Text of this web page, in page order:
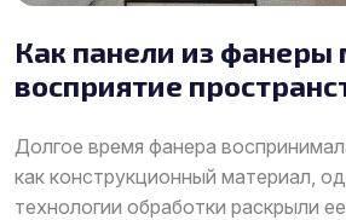
Как панели из
восприятие
Долгое время фанера
как конструкционный материал,
технологии обработки раскрыли